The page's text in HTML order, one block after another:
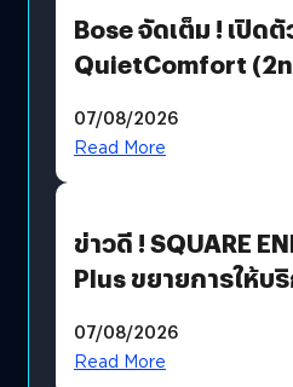
Bose จัดเต็ม ! เปิดตั
QuietComfort
07/08/2026
Read More
ข่าวดี ! SQUARE
Plus ขยายการให้บ
โดยตรง
07/08/2026
Read More